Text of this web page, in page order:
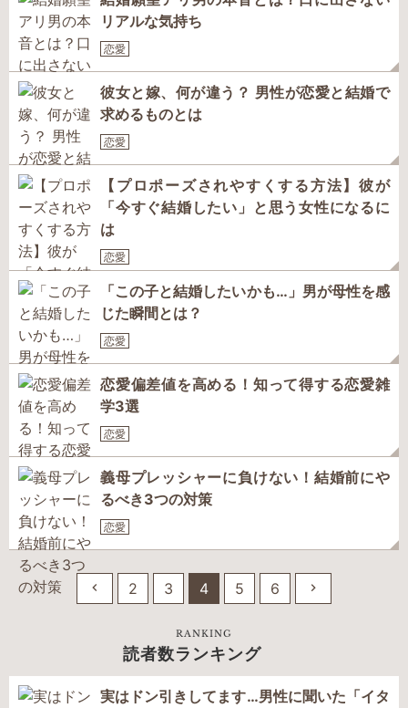
リアルな気持ち
恋愛
彼女と嫁、何が違う？ 男性が恋愛と結婚で
求めるものとは
恋愛
【プロポーズされやすくする方法】彼が
「今すぐ結婚したい」と思う女性になるに
は
恋愛
「この子と結婚したいかも…」男が母性を感
じた瞬間とは？
恋愛
恋愛偏差値を高める！知って得する恋愛雑
学3選
恋愛
義母プレッシャーに負けない！結婚前にや
るべき3つの対策
恋愛
2 3 4 5 6
RANKING
読者数ランキング
実はドン引きしてます…男性に聞いた「イタ